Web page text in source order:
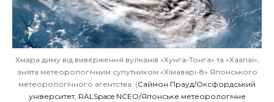
Хмара диму від виверження вулканів «Хунга-Тонга» та «Хаапаї»,
знята метеорологічним супутником «Хімаварі-8» Японського
метеорологічного агентства. (Саймон Прауд/Оксфордський
університет, RALSpace NCEO/Японське метеорологічне